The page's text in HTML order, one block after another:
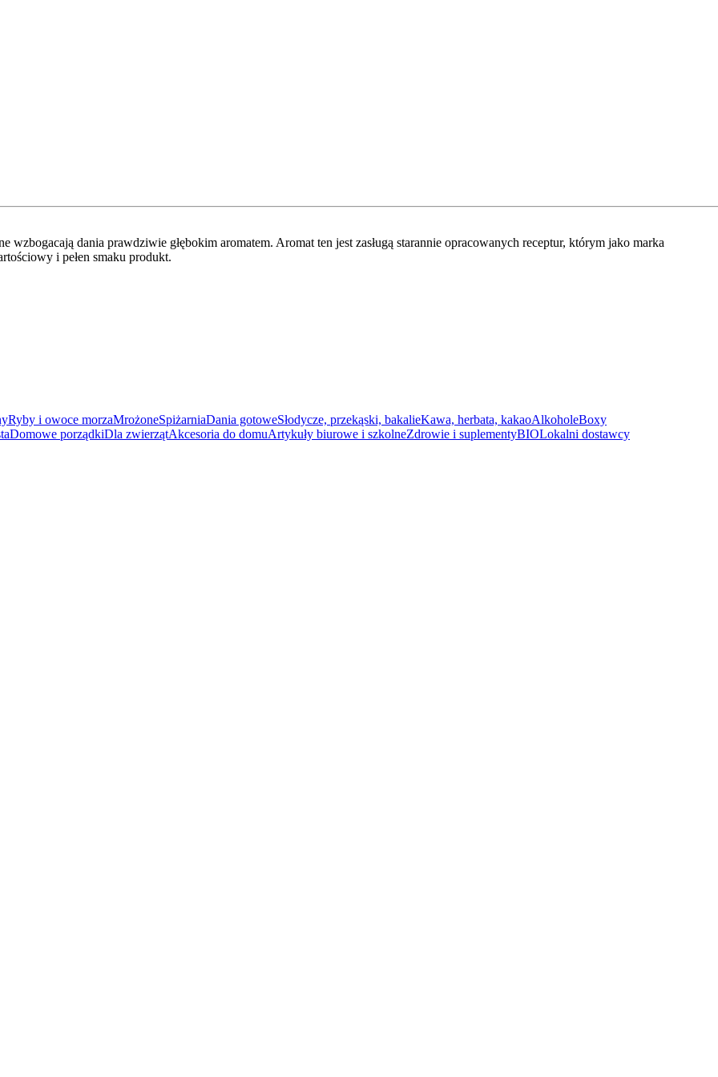
Ryby i owoce morzaMrożoneSpiżarniaDania gotoweSłodycze, przekąski, bakalieKawa, herbata, kakaoAlkoholeBoxy
Domowe porządkiDla zwierzątAkcesoria do domuArtykuły biurowe i szkolneZdrowie i suplementyBIOLokalni dostawcy
dania prawdziwie głębokim aromatem. Aromat ten jest zasługą starannie opracowanych receptur, którym jako marka
i pełen smaku produkt.